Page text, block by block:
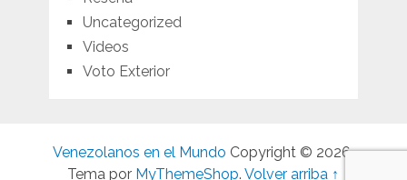
Uncategorized
Videos
Voto Exterior
Venezolanos en el Mundo Copyright © 2026.
Tema por MyThemeShop.Volver arriba ↑